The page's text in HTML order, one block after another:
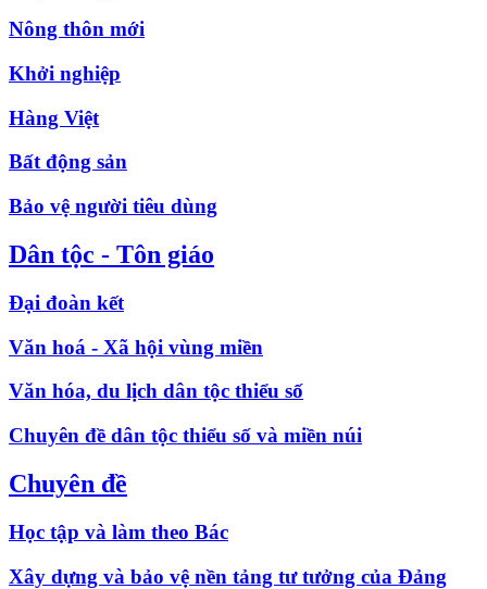
Nông thôn mới
Khởi nghiệp
Hàng Việt
Bất động sản
Bảo vệ người tiêu dùng
Dân tộc - Tôn giáo
Đại đoàn kết
Văn hoá - Xã hội vùng miền
Văn hóa, du lịch dân tộc thiểu số
Chuyên đề dân tộc thiểu số và miền núi
Chuyên đề
Học tập và làm theo Bác
Xây dựng và bảo vệ nền tảng tư tưởng của Đảng